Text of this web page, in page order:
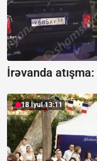
İrəvanda atışma:
18 İyul 13:11